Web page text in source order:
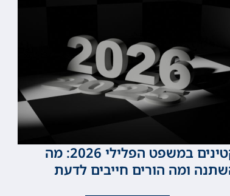
קטינים במשפט הפלילי 2026: מה
ומה הורים חייבים לדעת